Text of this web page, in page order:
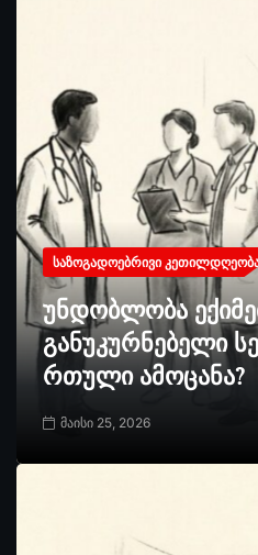
ᲡᲐᲖᲝᲒᲐᲓᲝᲔᲑᲠᲘᲕᲘ
უნდობლობა
განუკურნებელი
რთული ამოცანა?
მაისი 25, 2026